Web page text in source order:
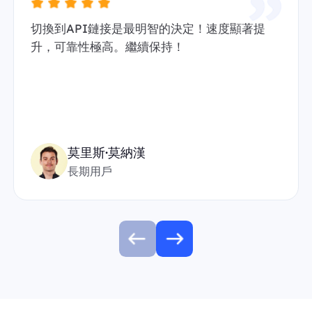
切換到API鏈接是最明智的決定！速度顯著提
升，可靠性極高。繼續保持！
莫里斯·莫納漢
長期用戶